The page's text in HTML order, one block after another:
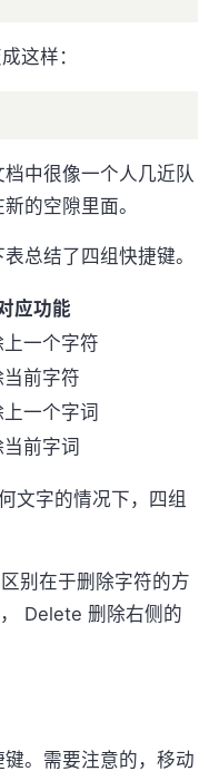
这样：
中很像一个人几近队
的空隙里面。
结了四组快捷键。
应功能
一个字符
前字符
一个字词
前字词
字的情况下，四组
在于删除字符的方
Delete 删除右侧的
。需要注意的，移动